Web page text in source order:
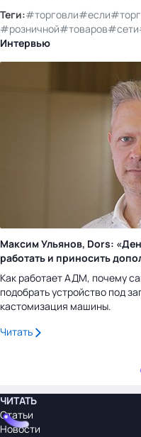
Теги:#торговли#если
#розничной#товаров#сети
Интервью
Максим Ульянов, Dors:
работать и приносить
Как работает АДМ, почему
подобрать устройство под
кастомизация машины.
Читать
ЧИТАТЬ
Статьи
Новости